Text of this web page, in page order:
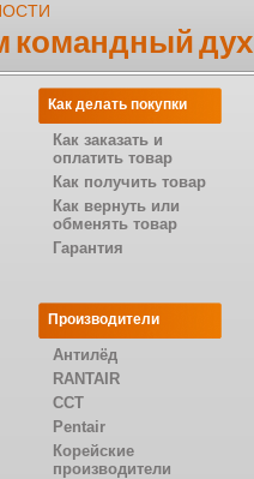
командный
Как делать покупки
Как заказать и
оплатить товар
Как получить товар
Как вернуть или
обменять товар
Гарантия
Производители
Антилёд
RANTAIR
CCT
Pentair
Корейские
производители